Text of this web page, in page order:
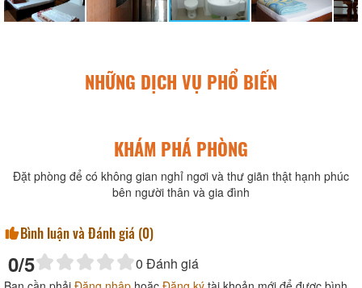
NHỮNG DỊCH VỤ PHỔ BIẾN
KHÁM PHÁ PHÒNG
Đặt phòng để có không gian nghỉ ngơi và thư giãn thật hạnh phúc
bên người thân và gia đình
Bình luận và Đánh giá (0)
0/5 0 Đánh giá